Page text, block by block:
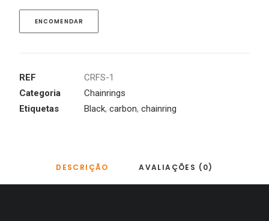
ENCOMENDAR
REF
CRFS-1
Categoria
Chainrings
Etiquetas
Black, carbon, chainring
DESCRIÇÃO AVALIAÇÕES (0)